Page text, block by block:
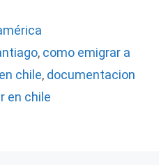
, como emigrar a
chile, documentacion
en chile